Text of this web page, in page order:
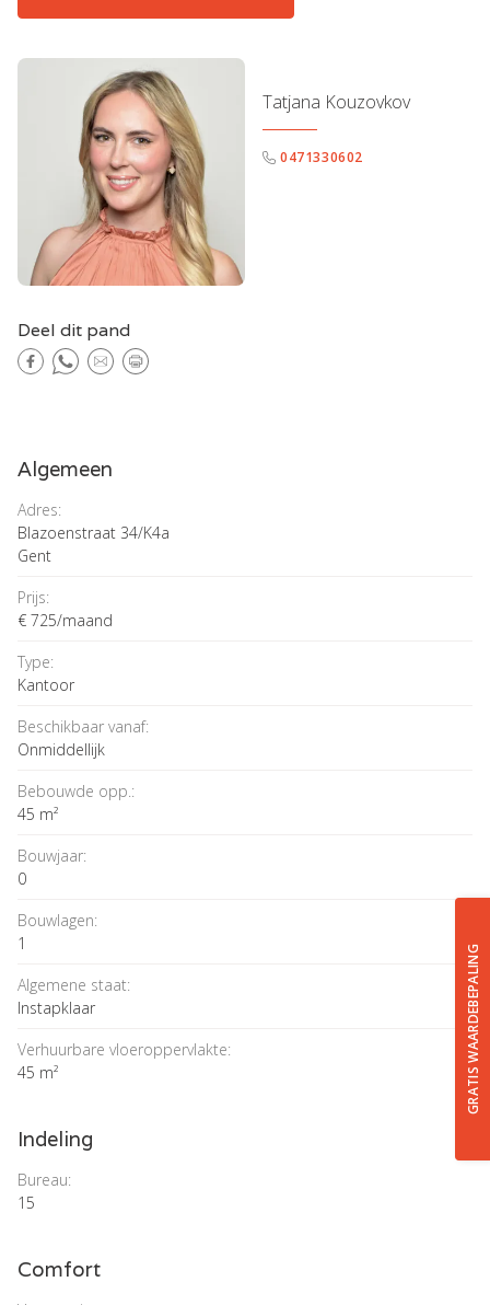
GRATIS WAARDEBEPALING
Tatjana Kouzovkov
0471330602
Deel dit pand
Algemeen
Adres:
Blazoenstraat 34/K4a
Gent
Prijs:
€ 725/maand
Type:
Kantoor
Beschikbaar vanaf:
Onmiddellijk
Bebouwde opp.:
45 m²
Bouwjaar:
0
Bouwlagen:
1
Algemene staat:
Instapklaar
Verhuurbare vloeroppervlakte:
45 m²
Indeling
Bureau:
15
Comfort